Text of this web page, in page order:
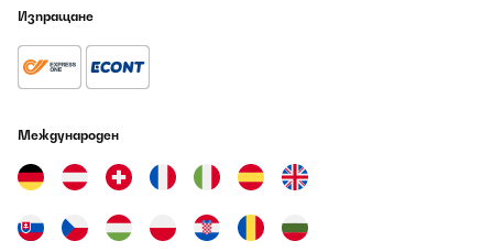
Изпращане
Международен